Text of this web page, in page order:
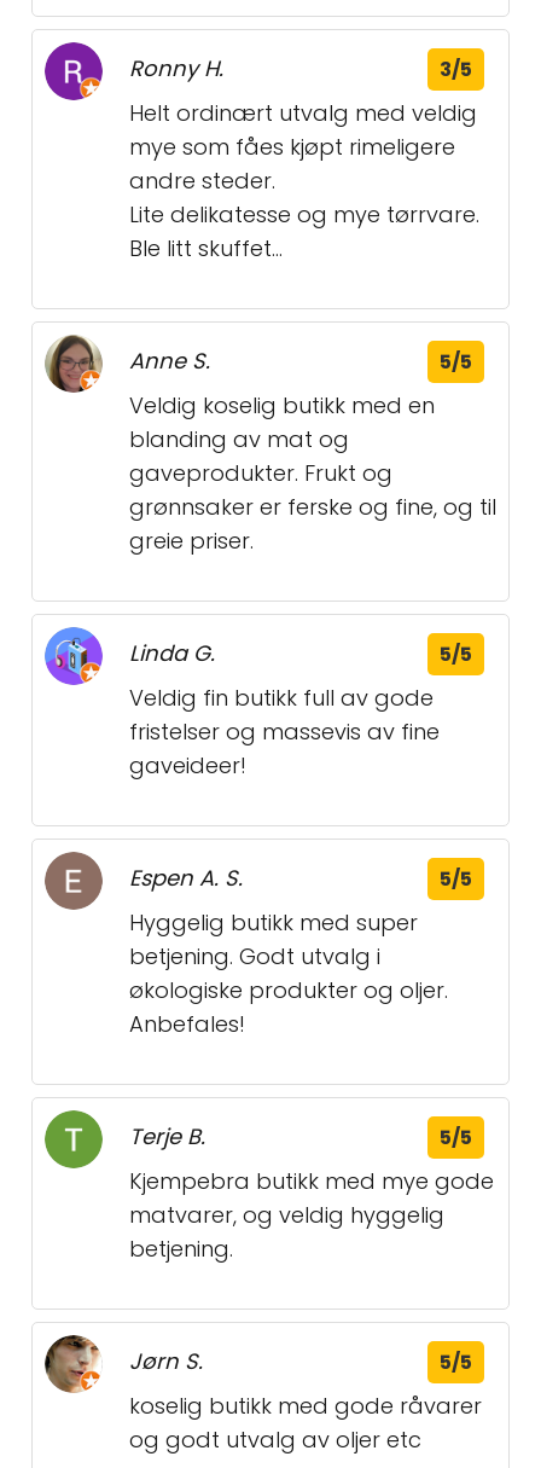
Ronny H. 3/5
Helt ordinært utvalg med veldig
mye som fåes kjøpt rimeligere
andre steder.
Lite delikatesse og mye tørrvare.
Ble litt skuffet...
Anne S. 5/5
Veldig koselig butikk med en
blanding av mat og
gaveprodukter. Frukt og
grønnsaker er ferske og fine, og til
greie priser.
Linda G. 5/5
Veldig fin butikk full av gode
fristelser og massevis av fine
gaveideer!
Espen A. S. 5/5
Hyggelig butikk med super
betjening. Godt utvalg i
økologiske produkter og oljer.
Anbefales!
Terje B. 5/5
Kjempebra butikk med mye gode
matvarer, og veldig hyggelig
betjening.
Jørn S. 5/5
koselig butikk med gode råvarer
og godt utvalg av oljer etc